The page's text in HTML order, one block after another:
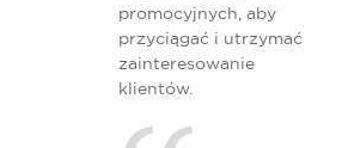
promocyjnych, aby
przyciągać i utrzymać
zainteresowanie
klientów.